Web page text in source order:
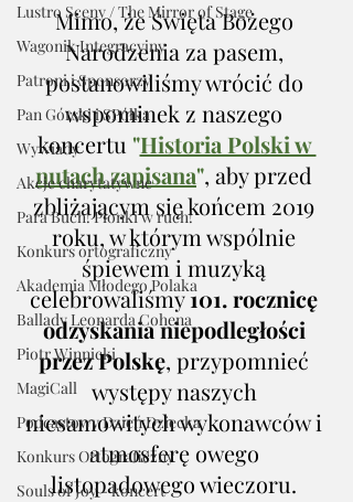
Lustro Sceny / The Mirror of Stage
Wagonik Integracyjny
Patroni i Sponsorzy
Pan Górski i SPółka
Wywiady
Akcje charytatywne
Para Buch! Pionki w ruch!
Konkurs ortograficzny
Akademia Młodego Polaka
Ballady Leonarda Cohena
Piotr Winnicki
MagiCall
Podcastowy Dzień Dziecka
Konkurs Ortograficzny
Souls of Joy - koncert
Mimo, że Święta Bożego
Narodzenia za pasem,
postanowiliśmy wrócić do
wspominek z naszego
koncertu "Historia Polski w
nutach zapisana", aby przed
zbliżającym się końcem 2019
roku, w którym wspólnie
śpiewem i muzyką
celebrowaliśmy 101. rocznicę
odzyskania niepodległości
przez Polskę, przypomnieć
występy naszych
niesamowitych wykonawców i
atmosferę owego
listopadowego wieczoru.